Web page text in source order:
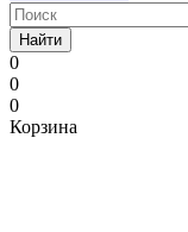
Найти
0
0
0
Корзина